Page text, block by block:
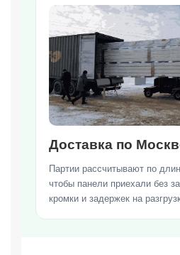
Доставка по
Партии рассчитывают по
чтобы панели приехали без
кромки и задержек на